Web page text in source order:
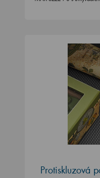
Protiskluzová